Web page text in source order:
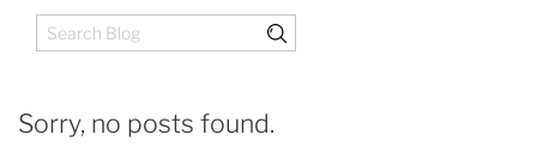
Sorry, no posts found.